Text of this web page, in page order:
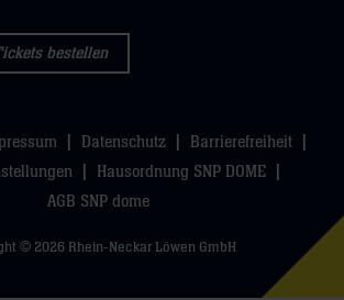
bestellen
Datenschutz
Barrierefreiheit
Hausordnung SNP DOME
AGB SNP dome
© 2026 Rhein-Neckar Löwen GmbH